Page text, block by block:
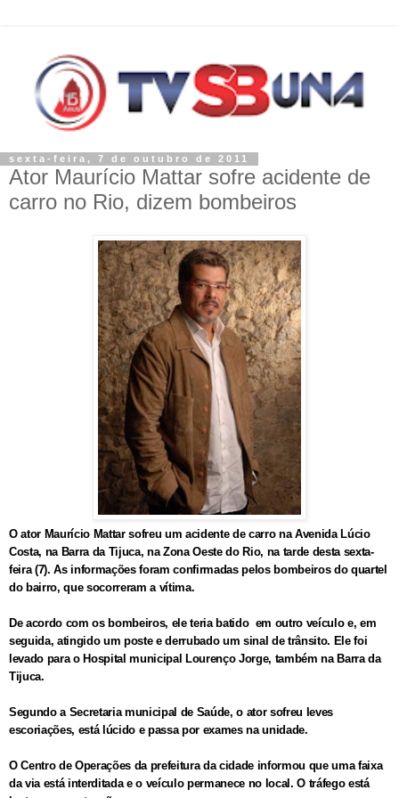
sexta-feira, 7 de outubro de 2011
Ator Maurício Mattar sofre acidente de
carro no Rio, dizem bombeiros
O ator Maurício Mattar sofreu um acidente de carro na Avenida Lúcio
Costa, na Barra da Tijuca, na Zona Oeste do Rio, na tarde desta sexta-
feira (7). As informações foram confirmadas pelos bombeiros do quartel
do bairro, que socorreram a vítima.
De acordo com os bombeiros, ele teria batido em outro veículo e, em
seguida, atingido um poste e derrubado um sinal de trânsito. Ele foi
levado para o Hospital municipal Lourenço Jorge, também na Barra da
Tijuca.
Segundo a Secretaria municipal de Saúde, o ator sofreu leves
escoriações, está lúcido e passa por exames na unidade.
O Centro de Operações da prefeitura da cidade informou que uma faixa
da via está interditada e o veículo permanece no local. O tráfego está